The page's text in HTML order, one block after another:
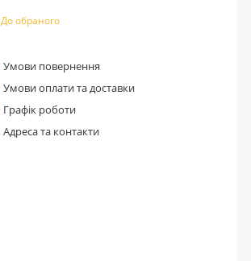
До обраного
Умови повернення
Умови оплати та доставки
Графік роботи
Адреса та контакти